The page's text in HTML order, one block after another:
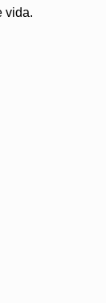
vida.